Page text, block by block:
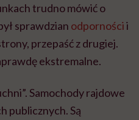
trudno mówić o
sprawdzian odpornościi
przepaść z drugiej.
ekstremalne.
Samochody rajdowe
publicznych. Są